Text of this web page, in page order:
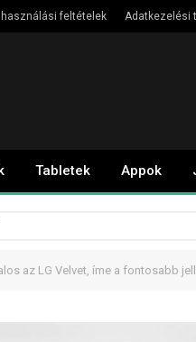
feltételek Adatkezelési
Tabletek Appok
az LG Velvet, íme a fontosabb